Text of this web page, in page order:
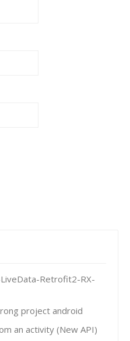
Retrofit2-RX-
project android
an activity (New API)